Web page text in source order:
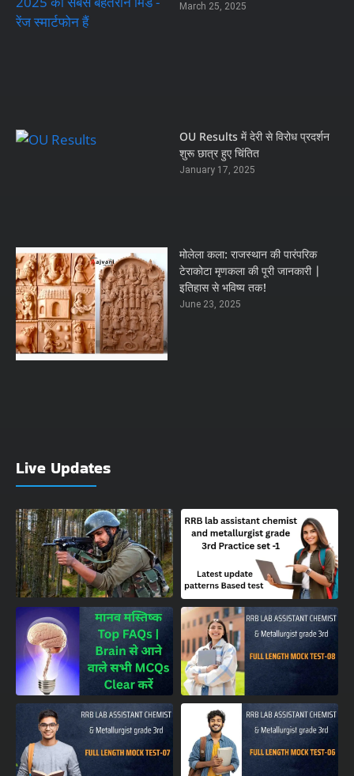
March 25, 2025
OU Results में देरी से विरोध प्रदर्शन
शुरू छात्र हुए चिंतित
January 17, 2025
मोलेला कला: राजस्थान की पारंपरिक
टेराकोटा मृणकला की पूरी जानकारी |
इतिहास से भविष्य तक!
June 23, 2025
Live Updates